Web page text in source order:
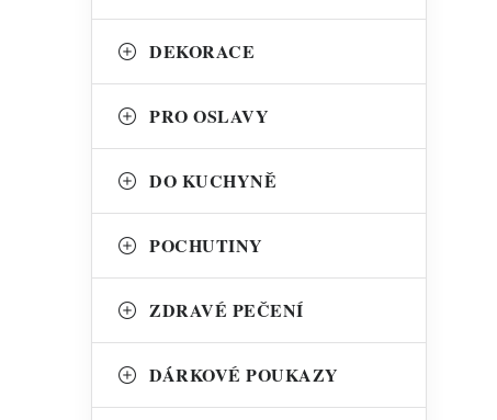
DEKORACE
PRO OSLAVY
DO KUCHYNĚ
POCHUTINY
ZDRAVÉ PEČENÍ
DÁRKOVÉ POUKAZY